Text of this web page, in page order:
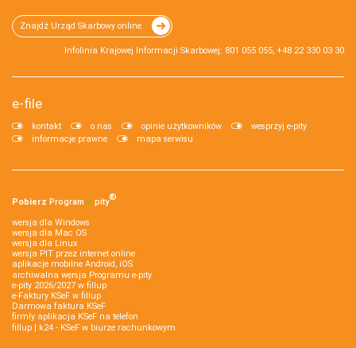
Znajdź Urząd Skarbowy online
Infolinia Krajowej Informacji Skarbowej: 801 055 055, +48 22 330 03 30
e-file
kontakt o nas opinie użytkowników
wesprzyj e-pity
informacje prawne
mapa serwisu
Pobierz Program e‑pity®
wersja dla Windows
wersja dla Mac OS
wersja dla Linux
wersja PIT przez internet online
aplikacje mobilne Android, iOS
archiwalna wersja Programu e-pity
e-pity 2026/2027 w fillup
e‑Faktury KSeF w fillup
Darmowa faktura KSeF
firmly aplikacja KSeF na telefon
fillup | k24 - KSeF w biurze rachunkowym